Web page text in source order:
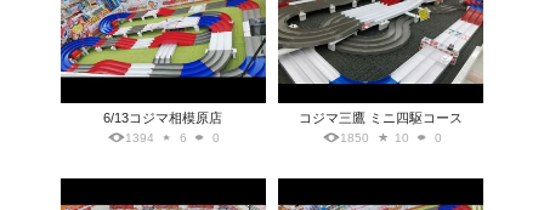
6/13コジマ相模原店
1394 6 0
コジマ三鷹 ミニ四駆コース
1850 10 0